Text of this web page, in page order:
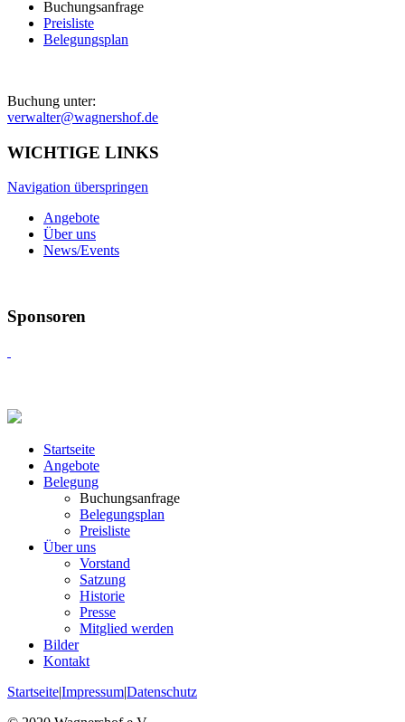
Buchungsanfrage
Preisliste
Belegungsplan
Buchung unter:
verwalter@wagnershof.de
WICHTIGE LINKS
Navigation überspringen
Angebote
Über uns
News/Events
Sponsoren
Startseite
Angebote
Belegung
Buchungsanfrage
Belegungsplan
Preisliste
Über uns
Vorstand
Satzung
Historie
Presse
Mitglied werden
Bilder
Kontakt
Startseite|Impressum|Datenschutz